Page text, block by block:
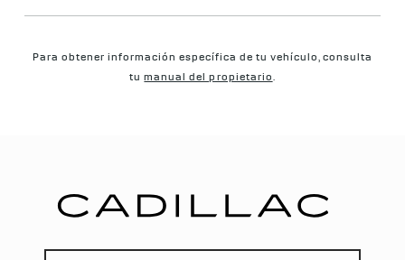
Para obtener información específica de tu vehículo, consulta
tumanual del propietario.